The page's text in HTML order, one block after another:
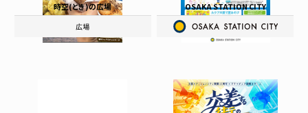
時空(とき)の広場 OSAKA STATION CITY